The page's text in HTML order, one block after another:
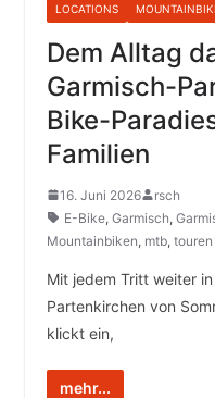
LOCATIONS
Dem Alltag
Garmisch-
Bike-
Familien
16. Juni 2026
rsch
E-Bike, Garmisch,
Mountainbiken, mtb, touren
Mit jedem Tritt weiter
Partenkirchen von
klickt ein,
mehr...